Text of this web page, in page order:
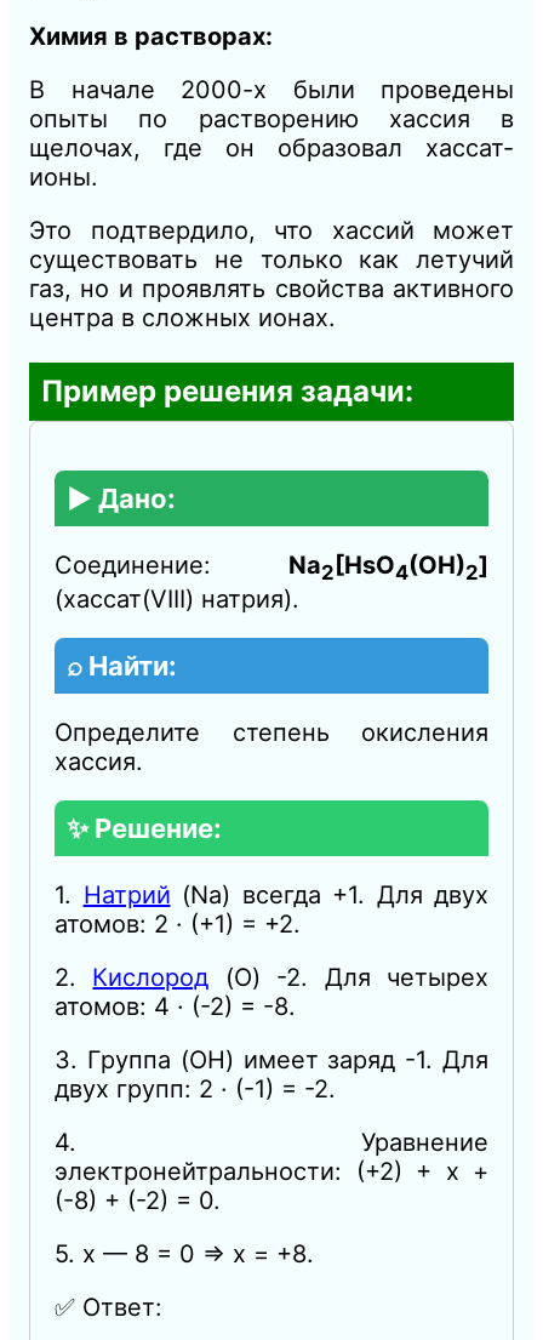
Химия в растворах:
В начале 2000-х были проведены
опыты по растворению хассия в
щелочах, где он образовал хассат-
ионы.
Это подтвердило, что хассий может
существовать не только как летучий
газ, но и проявлять свойства активного
центра в сложных ионах.
Пример решения задачи:
▶️ Дано:
Соединение: Na2 [HsO4(OH)2]
(хассат(VIII) натрия).
⌕ Найти:
Определите степень окисления
хассия.
✨ Решение:
1. Натрий (Na) всегда +1. Для двух
атомов: 2 · (+1) = +2.
2. Кислород (O) -2. Для четырех
атомов: 4 · (-2) = -8.
3. Группа (OH) имеет заряд -1. Для
двух групп: 2 · (-1) = -2.
4. Уравнение
электронейтральности: (+2) + x +
(-8) + (-2) = 0.
5. x — 8 = 0 ⇒ x = +8.
✅ Ответ: